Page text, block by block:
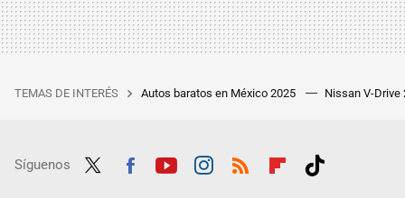
TEMAS DE INTERÉS Autos baratos en México 2025 Nissan V-Drive
Síguenos